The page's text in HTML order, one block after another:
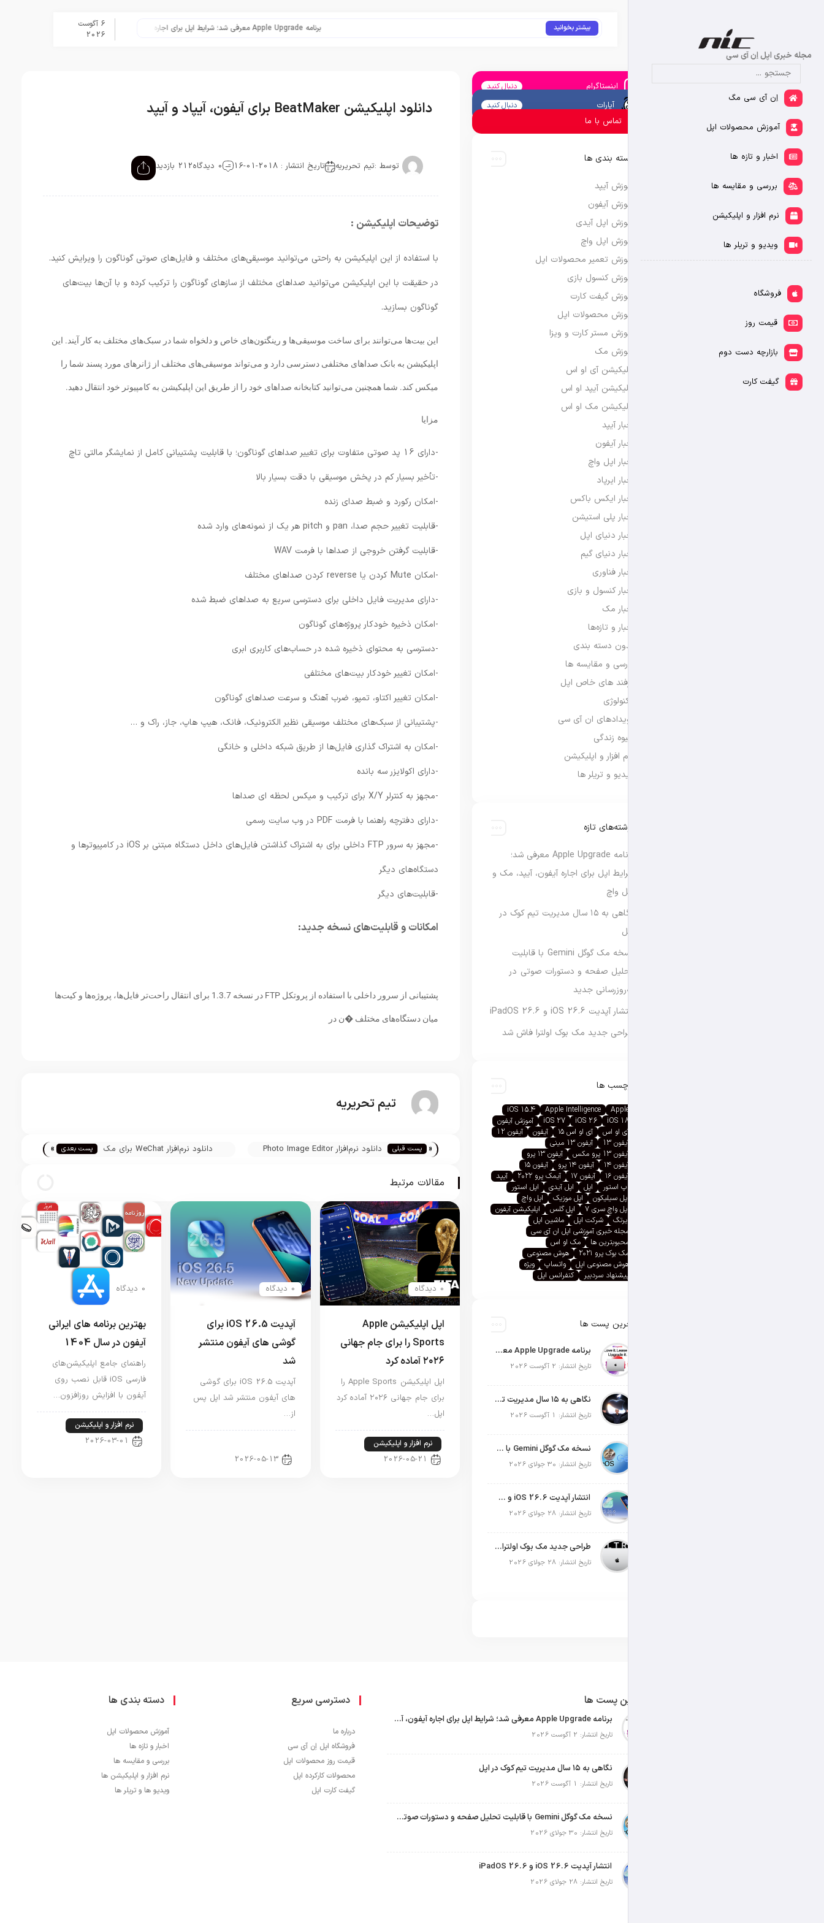
مجله خبری اپل اِن آی سی
اِن آی سی مگ
آموزش محصولات اپل
اخبار و تازه ها
بررسی و مقایسه ها
نرم افزار و اپلیکیشن
ویدیو و تریلر ها
فروشگاه
قیمت روز
بازارچه دست دوم
گیفت کارت
بیشتر بخوانید
6 آگوست
2026
دانلود اپلیکیشن BeatMaker برای آیفون، آیپاد و آیپد
توسط :تیم تحریریه تاریخ انتشار : 2018-01-16 0 دیدگاه 212 بازدید
توضیحات اپلیکیشن :
با استفاده از این اپلیکیشن به راحتی می‌توانید موسیقی‌های مختلف و فایل‌های صوتی گوناگون را ویرایش کنید.
در حقیقت با این اپلیکیشن می‌توانید صداهای مختلف از سازهای گوناگون را ترکیب کرده و با آن‌ها بیت‌های
گوناگون بسازید.
این بیت‌ها می‌توانند برای ساخت موسیقی‌ها و رینگتون‌های خاص و دلخواه شما در سبک‌های مختلف به کار آیند. این
اپلیکیشن به بانک صداهای مختلفی دسترسی دارد و می‌تواند موسیقی‌های مختلف از ژانرهای مورد پسند شما را
میکس کند. شما همچنین می‌توانید کتابخانه صداهای خود را از طریق این اپلیکیشن به کامپیوتر خود انتقال دهید.
مزایا
-دارای 16 پد صوتی متفاوت برای تغییر صداهای گوناگون؛ با قابلیت پشتیبانی کامل از نمایشگر مالتی تاچ
-تأخیر بسیار کم در پخش موسیقی با دقت بسیار بالا
-امکان رکورد و ضبط صدای زنده
-قابلیت تغییر حجم صدا، pan و pitch هر یک از نمونه‌های وارد شده
-قابلیت گرفتن خروجی از صداها با فرمت WAV
-امکان Mute کردن یا reverse کردن صداهای مختلف
-دارای مدیریت فایل داخلی برای دسترسی سریع به صداهای ضبط شده
-امکان ذخیره خودکار پروژه‌های گوناگون
-دسترسی به محتوای ذخیره شده در حساب‌های کاربری ابری
-امکان تغییر خودکار بیت‌های مختلفی
-امکان تغییر اکتاو، تمپو، ضرب آهنگ و سرعت صداهای گوناگون
-پشتیبانی از سبک‌های مختلف موسیقی نظیر الکترونیک، فانک، هیپ هاپ، جاز، راک و …
-امکان به اشتراک گذاری فایل‌ها از طریق شبکه داخلی و خانگی
-دارای اکولایزر سه بانده
-مجهز به کنترلر X/Y برای ترکیب و میکس لحظه ای صداها
-دارای دفترچه راهنما با فرمت PDF در وب سایت رسمی
-مجهز به سرور FTP داخلی برای به اشتراک گذاشتن فایل‌های داخل دستگاه مبتنی بر iOS در کامپیوترها و
دستگاه‌های دیگر
-قابلیت‌های دیگر
امکانات و قابلیت‌های نسخه جدید:
پشتیبانی از سرور داخلی با استفاده از پروتکل FTP در نسخه 1.3.7 برای انتقال راحت‌تر فایل‌ها، پروژه‌ها و کیت‌ها
میان دستگاه‌های مختلف �ن در
تیم تحریریه
« پست قبلی
دانلود نرم‌افزار Photo Image Editor
دانلود نرم‌افزار WeChat برای مک پست بعدی »
مقالات مرتبط
0 دیدگاه
اپل اپلیکیشن Apple
Sports را برای جام جهانی
۲۰۲۶ آماده کرد
اپل اپلیکیشن Apple Sports را
برای جام جهانی ۲۰۲۶ آماده کرد
اپل…
نرم افزار و اپلیکیشن
2026-05-21
0 دیدگاه
آپدیت iOS 26.5 برای
گوشی های آیفون منتشر
شد
آپدیت iOS 26.5 برای گوشی
های آیفون منتشر شد اپل پس
از…
2026-05-13
0 دیدگاه
بهترین برنامه های ایرانی
آیفون در سال 1404
راهنمای جامع اپلیکیشن‌های
فارسی iOS قابل نصب روی
آیفون با افزایش روزافزون…
نرم افزار و اپلیکیشن
2026-03-01
اینستاگرام دنبال کنید
آپارات دنبال کنید
تماس با ما
دسته بندی ها
آموزش آیپد
آموزش آیفون
آموزش اپل آیدی
آموزش اپل واچ
آموزش تعمیر محصولات اپل
آموزش کنسول بازی
آموزش گیفت کارت
آموزش محصولات اپل
آموزش مستر کارت و ویزا
آموزش مک
اپلیکیشن آی او اس
اپلیکیشن آیپد او اس
اپلیکیشن مک او اس
اخبار آیپد
اخبار آیفون
اخبار اپل واچ
اخبار ایرپاد
اخبار ایکس باکس
اخبار پلی استیشن
اخبار دنیای اپل
اخبار دنیای گیم
اخبار فناوری
اخبار کنسول و بازی
اخبار مک
اخبار و تازه‌ها
بدون دسته بندی
بررسی و مقایسه ها
ترفند های خاص اپل
تکنولوژی
رویدادهای ان آی سی
شیوه زندگی
نرم افزار و اپلیکیشن
ویدیو و تریلر ها
نوشته‌های تازه
برنامه Apple Upgrade معرفی شد؛
شرایط اپل برای اجاره آیفون، آیپد، مک و
اپل واچ
نگاهی به ۱۵ سال مدیریت تیم کوک در
اپل
نسخه مک گوگل Gemini با قابلیت
تحلیل صفحه و دستورات صوتی در
به‌روزرسانی جدید
انتشار آپدیت iOS 26.6 و iPadOS 26.6
طراحی جدید مک بوک اولترا فاش شد
برچسب ها
Apple
Apple Intelligence
iOS 15.4
iOS 18
iOS 26
iOS 27
آموزش آیفون
آی او اس
آی او اس ۱۵ آیفون
آیفون 12
آیفون 13
آیفون 13 مینی
آیفون 13 پرو مکس
آیفون ۱۳ پرو
آیفون ۱۴
آیفون ۱۴ پرو
آیفون ۱۵
آیفون ۱۶
آیفون ۱۷ آیمک پرو ۲۰۲۲
آیپد
اپ استور
اپل اپل آیدی
اپل استور
اپل سیلیکون
اپل موزیک
اپل واچ
اپل واچ سری ۷
اپل گلس
اپلیکیشن آیفون
ایرتگ
شرکت اپل
ماشین اپل
مجله خبری آموزشی اپل ان آی سی
محبوبترین ها
مک او اس
مک بوک پرو ۲۰۲۱
هوش مصنوعی
هوش مصنوعی اپل
واتساپ
ویژه
پیشنهاد سردبیر
کنفرانس اپل
آخرین پست ها
برنامه Apple Upgrade معرفی شد؛ شرایط اپل برای اجاره آیفون، آیپد، مک و اپل واچ
تاریخ انتشار: 2 آگوست 2026
نگاهی به ۱۵ سال مدیریت تیم کوک در اپل
تاریخ انتشار: 1 آگوست 2026
نسخه مک گوگل Gemini با قابلیت تحلیل صفحه و دستورات صوتی در به‌روزرسانی جدید
تاریخ انتشار: 30 جولای 2026
انتشار آپدیت iOS 26.6 و iPadOS 26.6
تاریخ انتشار: 28 جولای 2026
طراحی جدید مک بوک اولترا فاش شد
تاریخ انتشار: 28 جولای 2026
آخرین پست ها
برنامه Apple Upgrade معرفی شد؛ شرایط اپل برای اجاره آیفون، آیپد، مک و اپل واچ
تاریخ انتشار: 2 آگوست 2026
نگاهی به ۱۵ سال مدیریت تیم کوک در اپل
تاریخ انتشار: 1 آگوست 2026
نسخه مک گوگل Gemini با قابلیت تحلیل صفحه و دستورات صوتی در به‌روزرسانی جدید
تاریخ انتشار: 30 جولای 2026
انتشار آپدیت iOS 26.6 و iPadOS 26.6
تاریخ انتشار: 28 جولای 2026
دسترسی سریع
درباره ما
فروشگاه اپل اِن آی سی
قیمت روز محصولات اپل
محصولات کارکرده اپل
گیفت کارت اپل
دسته بندی ها
آموزش محصولات اپل
اخبار و تازه ها
بررسی و مقایسه ها
نرم افزار و اپلیکیشن ها
ویدیو ها و تریلر ها